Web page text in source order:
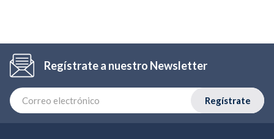
Regístrate a nuestro Newsletter
Regístrate